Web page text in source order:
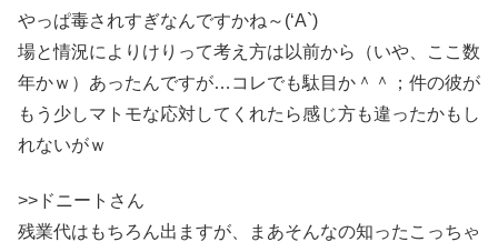
やっぱ毒されすぎなんですかね～(‘A`)
場と情況によりけりって考え方は以前から（いや、ここ数
年かｗ）あったんですが…コレでも駄目か＾＾；件の彼が
もう少しマトモな応対してくれたら感じ方も違ったかもし
れないがｗ
>>ドニートさん
残業代はもちろん出ますが、まあそんなの知ったこっちゃ